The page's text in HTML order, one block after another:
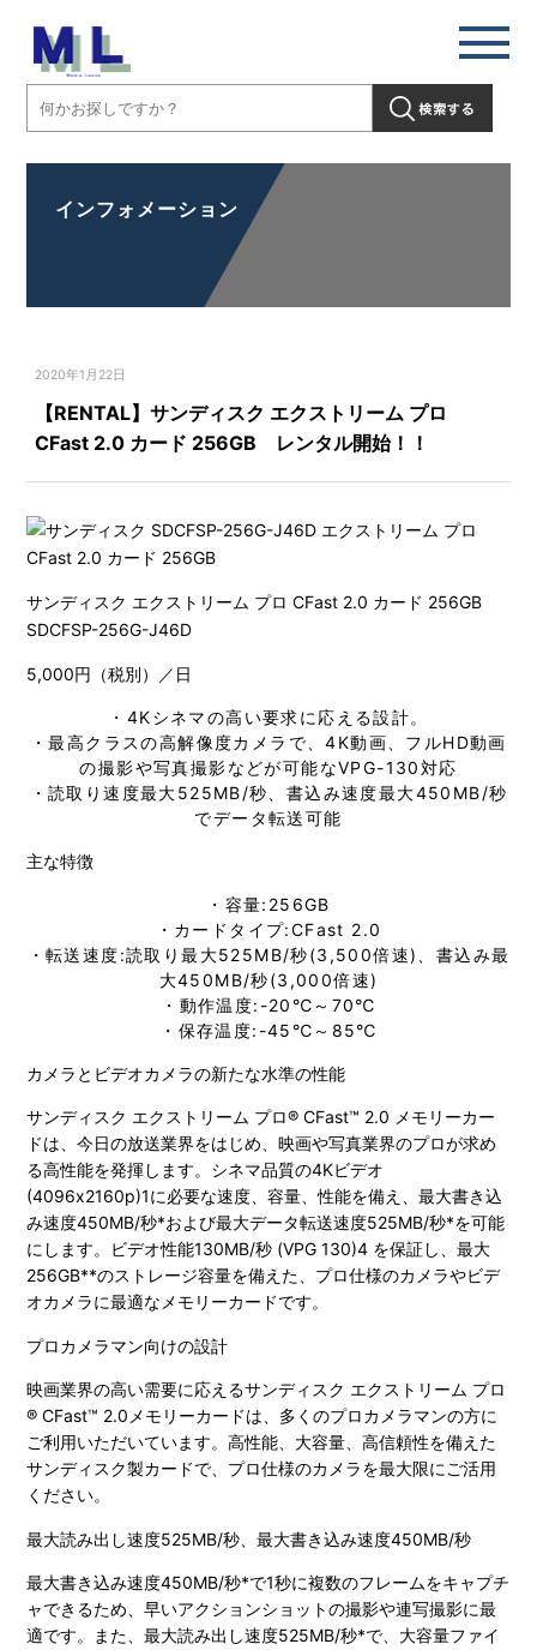
インフォメーション
2020年1月22日
【RENTAL】サンディスク エクストリーム プロ
CFast 2.0 カード 256GB レンタル開始！！
サンディスク エクストリーム プロ CFast 2.0 カード 256GB
SDCFSP-256G-J46D
5,000円（税別）／日
・4Kシネマの高い要求に応える設計。
・最高クラスの高解像度カメラで、4K動画、フルHD動画
の撮影や写真撮影などが可能なVPG-130対応
・読取り速度最大525MB/秒、書込み速度最大450MB/秒
でデータ転送可能
主な特徴
・容量:256GB
・カードタイプ:CFast 2.0
・転送速度:読取り最大525MB/秒(3,500倍速)、書込み最
大450MB/秒(3,000倍速)
・動作温度:-20℃～70℃
・保存温度:-45℃～85℃
カメラとビデオカメラの新たな水準の性能
サンディスク エクストリーム プロ® CFast™ 2.0 メモリーカー
ドは、今日の放送業界をはじめ、映画や写真業界のプロが求め
る高性能を発揮します。シネマ品質の4Kビデオ
(4096x2160p)1に必要な速度、容量、性能を備え、最大書き込
み速度450MB/秒*および最大データ転送速度525MB/秒*を可能
にします。ビデオ性能130MB/秒 (VPG 130)4 を保証し、最大
256GB**のストレージ容量を備えた、プロ仕様のカメラやビデ
オカメラに最適なメモリーカードです。
プロカメラマン向けの設計
映画業界の高い需要に応えるサンディスク エクストリーム プロ
® CFast™ 2.0メモリーカードは、多くのプロカメラマンの方に
ご利用いただいています。高性能、大容量、高信頼性を備えた
サンディスク製カードで、プロ仕様のカメラを最大限にご活用
ください。
最大読み出し速度525MB/秒、最大書き込み速度450MB/秒
最大書き込み速度450MB/秒*で1秒に複数のフレームをキャプチ
ャできるため、早いアクションショットの撮影や連写撮影に最
適です。また、最大読み出し速度525MB/秒*で、大容量ファイ